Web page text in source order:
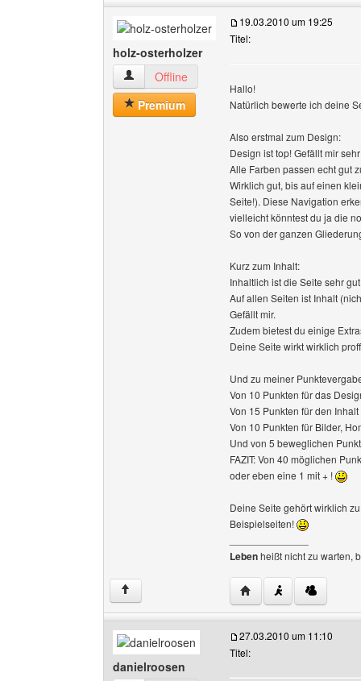
holz-osterholzer
holz-osterholzer Benutzer-Profile anzeigen
Offline
Premium
19.03.2010 um 19:25
Titel:
Hallo!
Natürlich bewerte ich deine
Also erstmal zum Design:
Design ist top! Gefällt mir
Alle Farben passen echt gut
Wirklich gut, bis auf einen
Seite!). Diese Navigation
vielleicht könntest du ja die
So von der ganzen
Kurz zum Inhalt:
Inhaltlich ist die Seite sehr
Auf allen Seiten ist Inhalt
Gefällt mir.
Zudem bietest du einige
Deine Seite wirkt wirklich
Und zu meiner
Von 10 Punkten für das
Von 15 Punkten für den
Von 10 Punkten für Bilder,
Und von 5 beweglichen
FAZIT: Von 40 möglichen
oder eben eine 1 mit + !
Deine Seite gehört wirklich
Beispielseiten!
Lebenheißt nicht zu warten,
↑ Website dieses
danielroosen
27.03.2010 um 11:10
Titel: